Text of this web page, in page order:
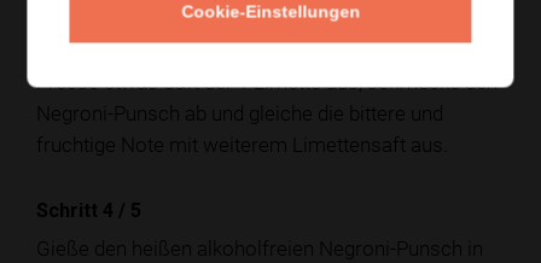
Schritt 3/5
Presse etwas Saft der 1 Limette aus, schmecke den
Negroni-Punsch ab und gleiche die bittere und
fruchtige Note mit weiterem Limettensaft aus.
Schritt 4 / 5
Gieße den heißen alkoholfreien Negroni-Punsch in
Cookie-Einstellungen